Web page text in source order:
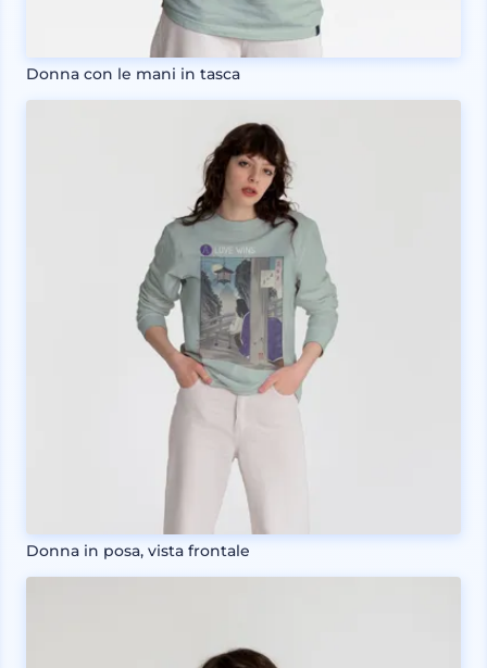
Donna con le mani in tasca
Donna in posa, vista frontale